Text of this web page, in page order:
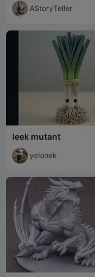
AStoryTeller
leek mutant
yelonek